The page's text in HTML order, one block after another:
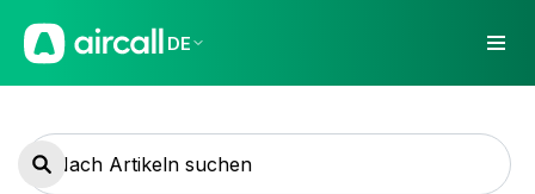
DE